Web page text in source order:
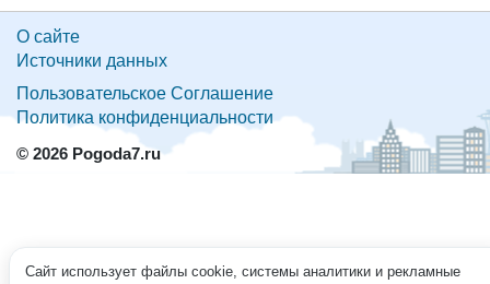
О сайте
Источники данных
Пользовательское Соглашение
Политика конфиденциальности
© 2026 Pogoda7.ru
Сайт использует файлы cookie, системы аналитики и рекламные